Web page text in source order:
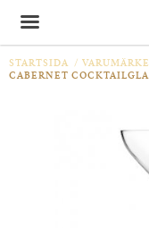
STARTSIDA /
CABERNET